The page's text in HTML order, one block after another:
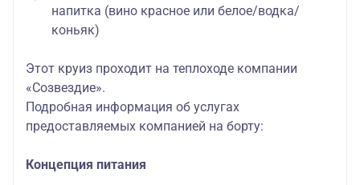
напитка (вино красное или белое/водка/
коньяк)
Этот круиз проходит на теплоходе компании
«Созвездие».
Подробная информация об услугах
предоставляемых компанией на борту:
Концепция питания